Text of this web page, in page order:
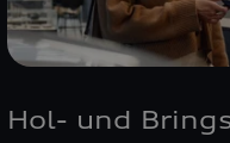
Hol- und